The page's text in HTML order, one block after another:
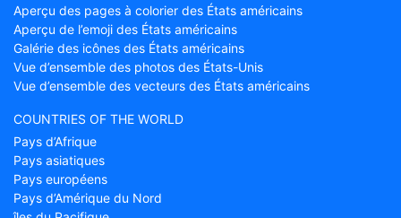
Aperçu des pages à colorier des États américains
Aperçu de l’emoji des États américains
Galérie des icônes des États américains
Vue d’ensemble des photos des États-Unis
Vue d’ensemble des vecteurs des États américains
COUNTRIES OF THE WORLD
Pays d’Afrique
Pays asiatiques
Pays européens
Pays d’Amérique du Nord